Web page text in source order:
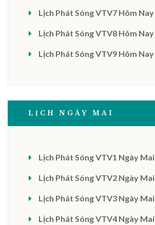
Lịch Phát Sóng VTV7 Hôm Nay
Lịch Phát Sóng VTV8 Hôm Nay
Lịch Phát Sóng VTV9 Hôm Nay
LỊCH NGÀY MAI
Lịch Phát Sóng VTV1 Ngày Mai
Lịch Phát Sóng VTV2 Ngày Mai
Lịch Phát Sóng VTV3 Ngày Mai
Lịch Phát Sóng VTV4 Ngày Mai